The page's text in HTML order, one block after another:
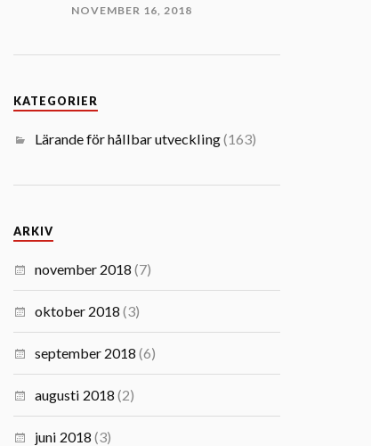
NOVEMBER 16, 2018
KATEGORIER
Lärande för hållbar utveckling(163)
ARKIV
november 2018 (7)
oktober 2018 (3)
september 2018 (6)
augusti 2018 (2)
juni 2018 (3)